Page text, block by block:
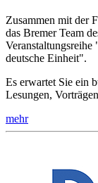
Zusammen mit der
das Bremer Team
Veranstaltungsreihe
deutsche Einheit".
Es erwartet Sie ein
Lesungen,
mehr